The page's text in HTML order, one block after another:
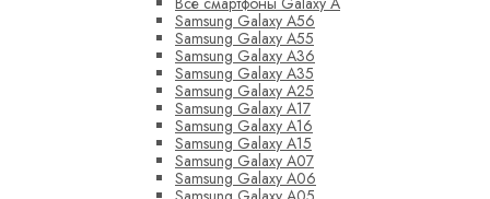
Samsung Galaxy A56
Samsung Galaxy A55
Samsung Galaxy A36
Samsung Galaxy A35
Samsung Galaxy A25
Samsung Galaxy A17
Samsung Galaxy A16
Samsung Galaxy A15
Samsung Galaxy A07
Samsung Galaxy A06